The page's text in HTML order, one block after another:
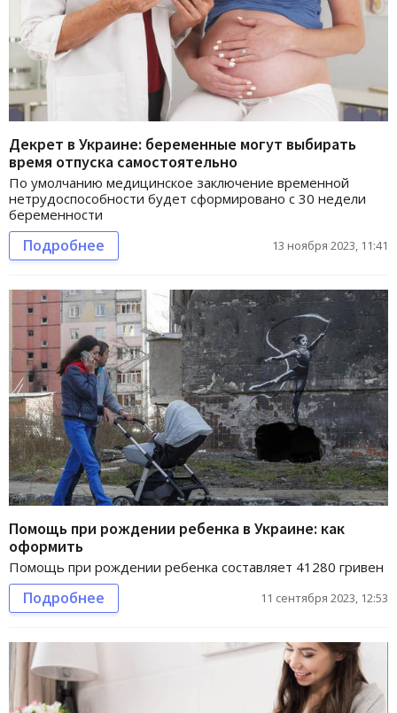
Декрет в Украине: беременные могут выбирать
время отпуска самостоятельно
По умолчанию медицинское заключение временной
нетрудоспособности будет сформировано с 30 недели
беременности
Подробнее 13 ноября 2023, 11:41
Помощь при рождении ребенка в Украине: как
оформить
Помощь при рождении ребенка составляет 41280 гривен
Подробнее 11 сентября 2023, 12:53